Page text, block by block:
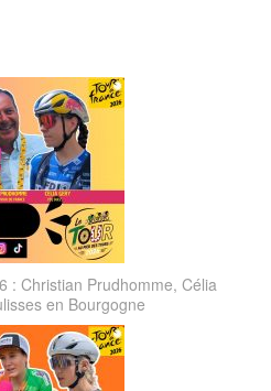
: Christian Prudhomme, Célia
en Bourgogne